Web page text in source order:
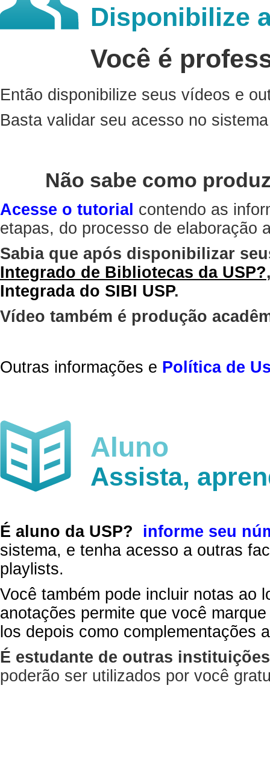
Disponibilize
Você é
Então disponibilize seus vídeos e
Basta validar seu acesso no
Não sabe como
Acesse o tutorial contendo as
etapas, do processo de elaboração
Sabia que após disponibilizar
Integrado de Bibliotecas da USP?
Integrada do SIBI USP.
Vídeo também é produção
Outras informações e Política de
Aluno
Assista,
É aluno da USP?
informe seu
sistema, e tenha acesso a outras
playlists.
Você também pode incluir notas ao
anotações permite que você
los depois como complementações
É estudante de outras
poderão ser utilizados por você